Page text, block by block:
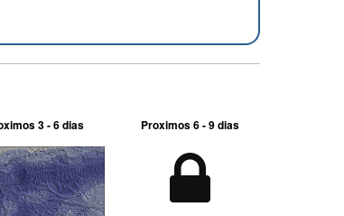
3 - 6 dias Proximos 6 - 9 dias